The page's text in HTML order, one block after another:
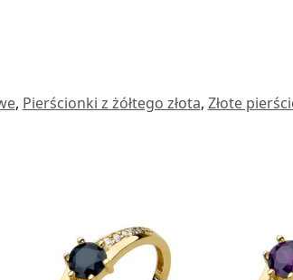
, Pierścionki z żółtego złota, Złote